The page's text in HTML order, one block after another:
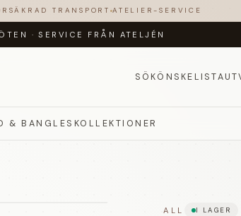
TRANSPORT ATELIER-SERVICE
·SERVICE FRÅN ATELJÉN
SÖKÖNSKELISTA
& BANGLES KOLLEKTIONER
ALL I LAGER